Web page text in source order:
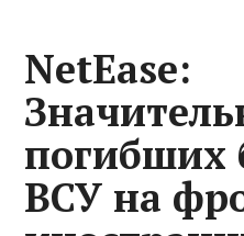
NetEase:
погибших
ВСУ на